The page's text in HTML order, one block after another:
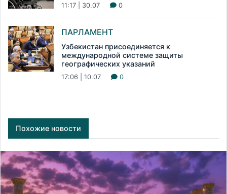
11:17 | 30.07 0
ПАРЛАМЕНТ
Узбекистан присоединяется к
международной системе защиты
географических указаний
17:06 | 10.07 0
Похожие новости